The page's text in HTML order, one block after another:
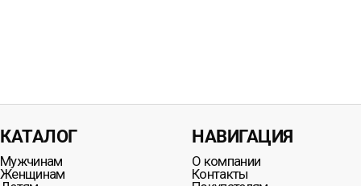
КАТАЛОГ
Мужчинам
Женщинам
НАВИГАЦИЯ
О компании
Контакты